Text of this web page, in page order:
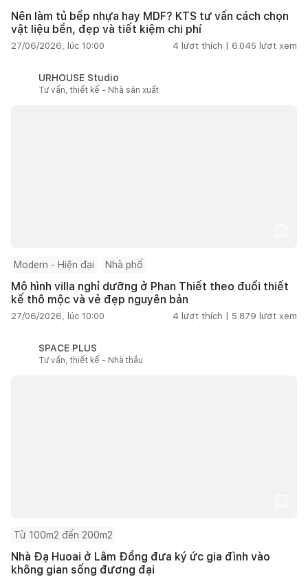
Nên làm tủ bếp nhựa hay MDF? KTS tư vấn cách chọn
vật liệu bền, đẹp và tiết kiệm chi phí
27/06/2026, lúc 10:00 4 lượt thích | 6.045 lượt xem
URHOUSE Studio
Tư vấn, thiết kế - Nhà sản xuất
Modern - Hiện đại Nhà phố
Mô hình villa nghỉ dưỡng ở Phan Thiết theo đuổi thiết
kế thô mộc và vẻ đẹp nguyên bản
27/06/2026, lúc 10:00 4 lượt thích | 5.879 lượt xem
SPACE PLUS
Tư vấn, thiết kế - Nhà thầu
Từ 100m2 đến 200m2
Nhà Đạ Huoai ở Lâm Đồng đưa ký ức gia đình vào
không gian sống đương đại